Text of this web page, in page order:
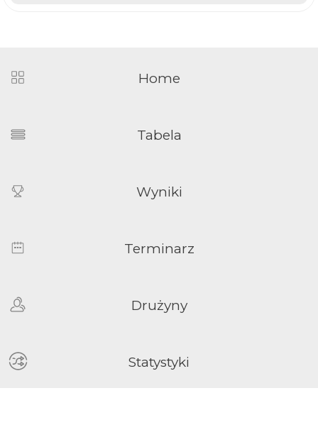
Home
Tabela
Wyniki
Terminarz
Drużyny
Statystyki